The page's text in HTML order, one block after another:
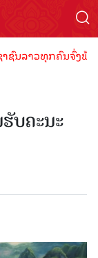
ລາວທຸກຄົນຈົ່ງພ້ອ
ບຄະນະ